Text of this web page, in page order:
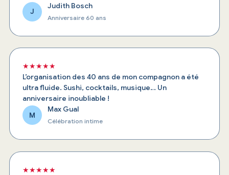
J
Judith Bosch
Anniversaire 60 ans
★★★★★
L’organisation des 40 ans de mon compagnon a été
ultra fluide. Sushi, cocktails, musique… Un
anniversaire inoubliable !
M
Max Gual
Célébration intime
★★★★★